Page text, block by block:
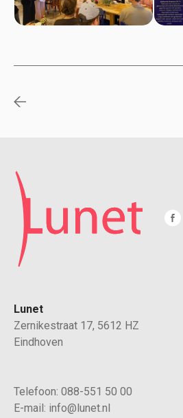
Lunet
Zernikestraat 17, 5612 HZ
Eindhoven
Telefoon: 088-551 50 00
E-mail: info@lunet.nl